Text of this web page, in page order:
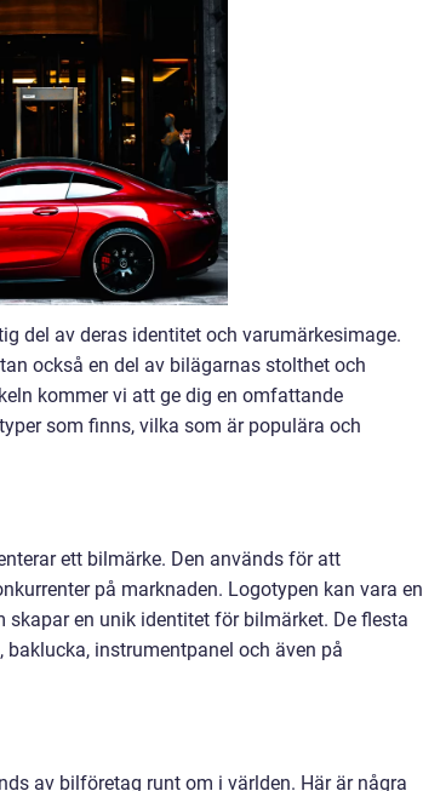
del av deras identitet och varumärkesimage.
också en del av bilägarnas stolthet och
kommer vi att ge dig en omfattande
som finns, vilka som är populära och
ett bilmärke. Den används för att
på marknaden. Logotypen kan vara en
en unik identitet för bilmärket. De flesta
instrumentpanel och även på
av bilföretag runt om i världen. Här är några